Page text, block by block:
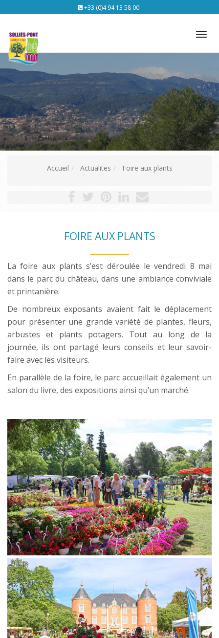
+33 (0)4 94 13 58 00
Accueil Actualites Foire aux plants
FOIRE AUX PLANTS
La foire aux plants s’est déroulée le vendredi 8 mai
dans le parc du château, dans une ambiance conviviale
et printanière.
De nombreux exposants avaient fait le déplacement
pour présenter une grande variété de plantes, fleurs,
arbustes et plants potagers. Tout au long de la
journée, ils ont partagé leurs conseils et leur savoir-
faire avec les visiteurs.
En parallèle de la foire, le parc accueillait également un
salon du livre, des expositions ainsi qu’un marché.